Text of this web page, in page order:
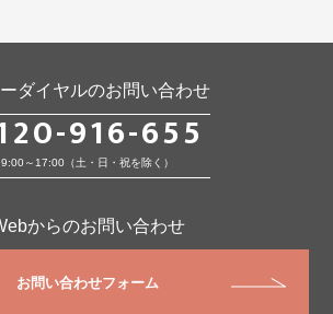
ダイヤルのお問い合わせ
916-655
9:00～17:00（土・日・祝を除く）
からのお問い合わせ
お問い合わせフォーム